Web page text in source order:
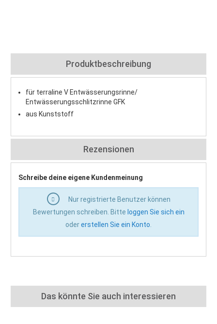
Produktbeschreibung
für terraline V Entwässerungsrinne/
Entwässerungsschlitzrinne GFK
aus Kunststoff
Rezensionen
Schreibe deine eigene Kundenmeinung
Nur registrierte Benutzer können
Bewertungen schreiben. Bitte loggen Sie sich ein
odererstellen Sie ein Konto
Das könnte Sie auch interessieren